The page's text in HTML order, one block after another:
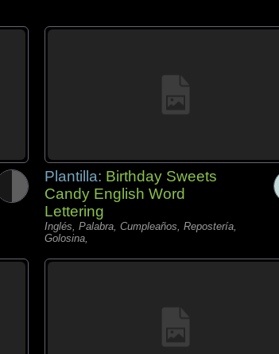
Plantilla: Birthday Sweets
Candy English Word
Lettering
Inglés, Palabra, Cumpleaños, Repostería,
Golosina,